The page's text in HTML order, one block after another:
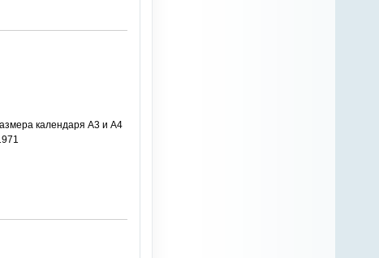
календаря А3 и А4